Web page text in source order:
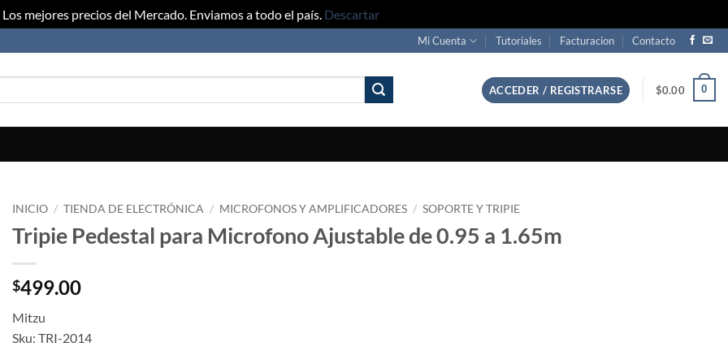
Los mejores precios del Mercado. Enviamos a todo el país. Descartar
Mi Cuenta Tutoriales Facturacion Contacto
ACCEDER / REGISTRARSE $0.00 0
INICIO / TIENDA DE ELECTRÓNICA / MICROFONOS Y AMPLIFICADORES / SOPORTE Y TRIPIE
Tripie Pedestal para Microfono Ajustable de 0.95 a 1.65m
$499.00
Mitzu
Sku: TRI-2014